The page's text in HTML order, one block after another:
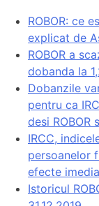
ROBOR: ce
explicat de
ROBOR a
dobanda la
Dobanzile
pentru ca
desi ROBOR
IRCC,
persoanelor
efecte
Istoricul